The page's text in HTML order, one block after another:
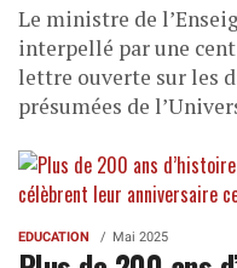
Le ministre de
interpellé par une
lettre ouverte sur les
présumées de
EDUCATION Mai 2025